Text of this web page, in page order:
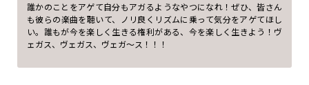
誰かのことをアゲて自分もアガるようなやつになれ！ぜひ、皆さん
も彼らの楽曲を聴いて、ノリ良くリズムに乗って気分をアゲてほし
い。誰もが今を楽しく生きる権利がある、今を楽しく生きよう！ヴ
ェガス、ヴェガス、ヴェガ〜ス！！！